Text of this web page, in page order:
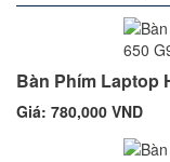
Bàn Phím Laptop
Giá: 780,000 VND